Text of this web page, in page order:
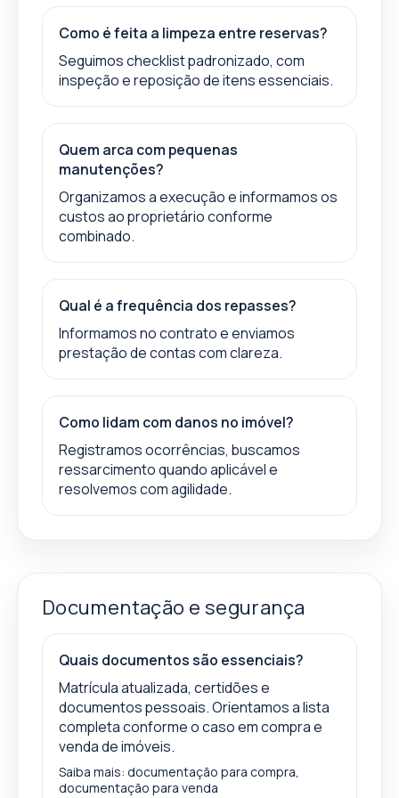
Como é feita a limpeza entre reservas?
Seguimos checklist padronizado, com
inspeção e reposição de itens essenciais.
Quem arca com pequenas
manutenções?
Organizamos a execução e informamos os
custos ao proprietário conforme
combinado.
Qual é a frequência dos repasses?
Informamos no contrato e enviamos
prestação de contas com clareza.
Como lidam com danos no imóvel?
Registramos ocorrências, buscamos
ressarcimento quando aplicável e
resolvemos com agilidade.
Documentação e segurança
Quais documentos são essenciais?
Matrícula atualizada, certidões e
documentos pessoais. Orientamos a lista
completa conforme o caso em compra e
venda de imóveis.
Saiba mais: documentação para compra,
documentação para venda